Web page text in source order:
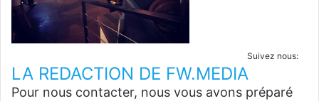
Suivez nous:
LA REDACTION DE FW.MEDIA
Pour nous contacter, nous vous avons préparé